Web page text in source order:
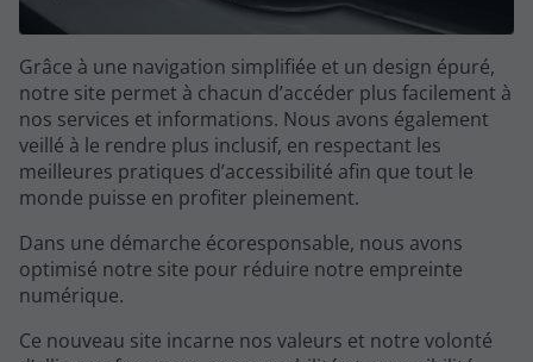
Grâce à une navigation simplifiée et un design épuré,
notre site permet à chacun d’accéder plus facilement à
nos services et informations. Nous avons également
veillé à le rendre plus inclusif, en respectant les
meilleures pratiques d’accessibilité afin que tout le
monde puisse en profiter pleinement.
Dans une démarche écoresponsable, nous avons
optimisé notre site pour réduire notre empreinte
numérique.
Ce nouveau site incarne nos valeurs et notre volonté